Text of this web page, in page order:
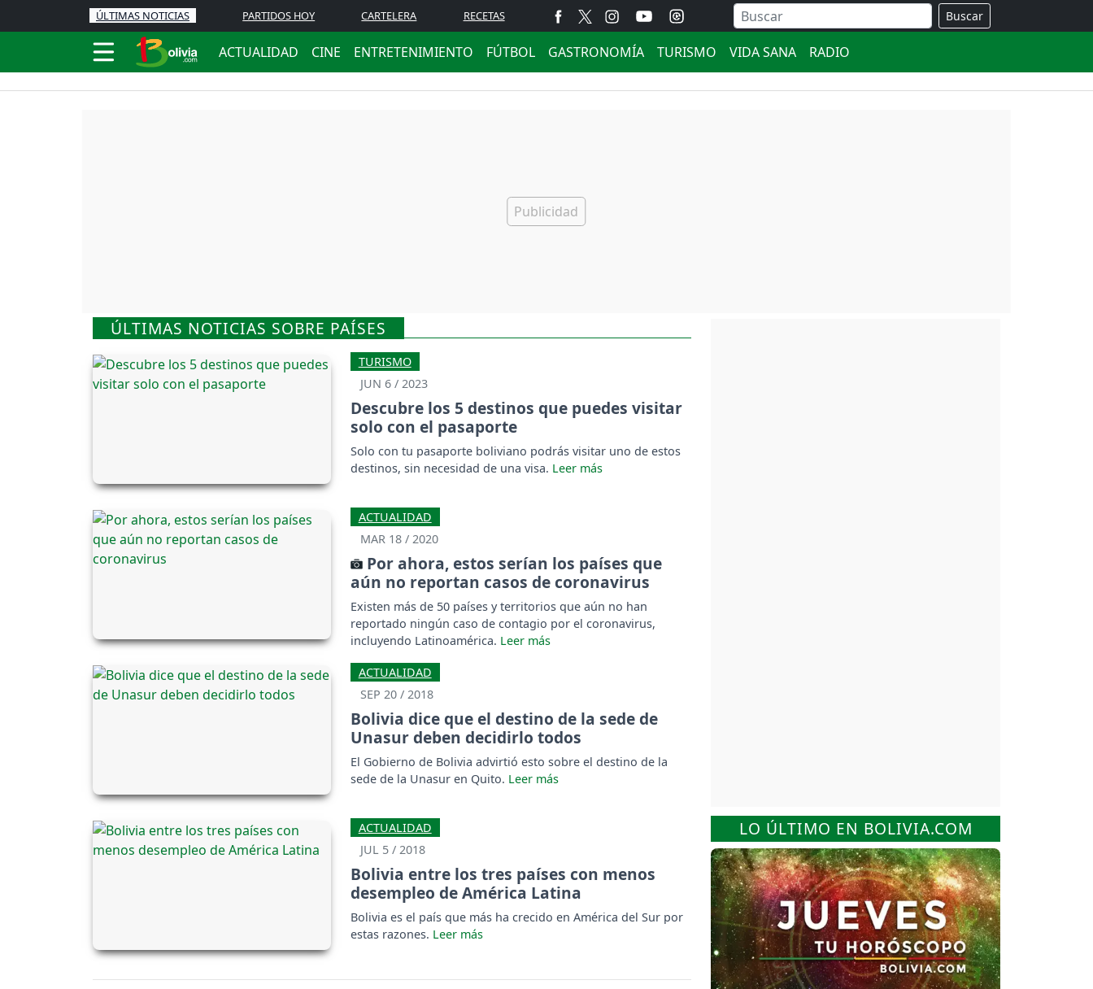
ÚLTIMAS NOTICIAS PARTIDOS HOY CARTELERA RECETAS Buscar
ACTUALIDAD CINE ENTRETENIMIENTO FÚTBOL GASTRONOMÍA TURISMO VIDA SANA RADIO
ÚLTIMAS NOTICIAS SOBRE PAÍSES
TURISMO
JUN 6 / 2023
Descubre los 5 destinos que puedes visitar
solo con el pasaporte
Solo con tu pasaporte boliviano podrás visitar uno de estos
destinos, sin necesidad de una visa.
ACTUALIDAD
MAR 18 / 2020
Por ahora, estos serían los países que
aún no reportan casos de coronavirus
Existen más de 50 países y territorios que aún no han
reportado ningún caso de contagio por el coronavirus,
incluyendo Latinoamérica.
ACTUALIDAD
SEP 20 / 2018
Bolivia dice que el destino de la sede de
Unasur deben decidirlo todos
El Gobierno de Bolivia advirtió esto sobre el destino de la
sede de la Unasur en Quito.
ACTUALIDAD
JUL 5 / 2018
Bolivia entre los tres países con menos
desempleo de América Latina
Bolivia es el país que más ha crecido en América del Sur por
estas razones.
LO ÚLTIMO EN BOLIVIA.COM